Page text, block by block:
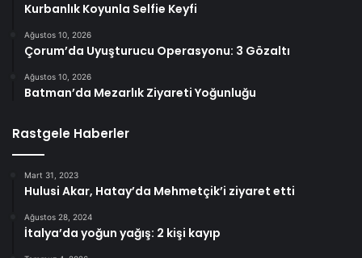
Kurbanlık Koyunla Selfie Keyfi
Ağustos 10, 2026
Çorum’da Uyuşturucu Operasyonu: 3 Gözaltı
Ağustos 10, 2026
Batman’da Mezarlık Ziyareti Yoğunluğu
Rastgele Haberler
Mart 31, 2023
Hulusi Akar, Hatay’da Mehmetçik’i ziyaret etti
Ağustos 28, 2024
İtalya’da yoğun yağış: 2 kişi kayıp